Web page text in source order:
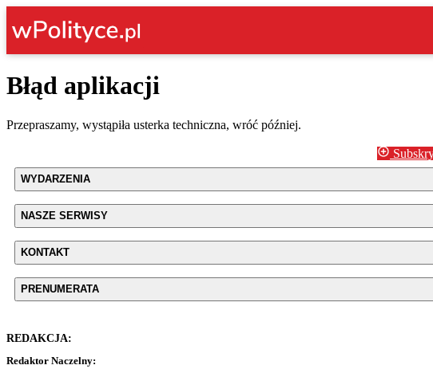
Błąd aplikacji
Przepraszamy, wystąpiła usterka techniczna, wróć później.
WYDARZENIA
NASZE SERWISY
KONTAKT
PRENUMERATA
REDAKCJA:
Redaktor Naczelny: